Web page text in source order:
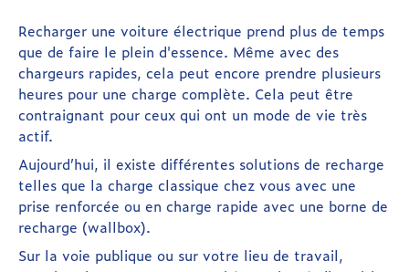
Recharger une voiture électrique prend plus de temps
que de faire le plein d'essence. Même avec des
chargeurs rapides, cela peut encore prendre plusieurs
heures pour une charge complète. Cela peut être
contraignant pour ceux qui ont un mode de vie très
actif.
Aujourd’hui, il existe différentes solutions de recharge
telles que la charge classique chez vous avec une
prise renforcée ou en charge rapide avec une borne de
recharge (wallbox).
Sur la voie publique ou sur votre lieu de travail,